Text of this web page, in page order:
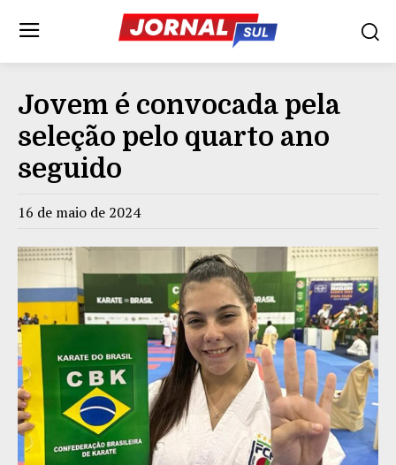
Jovem é convocada pela
seleção pelo quarto ano
seguido
16 de maio de 2024